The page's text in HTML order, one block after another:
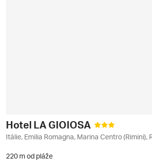
Hotel LA GIOIOSA
Itálie, Emilia Romagna, Marina Centro (Rimini),
220 m od pláže